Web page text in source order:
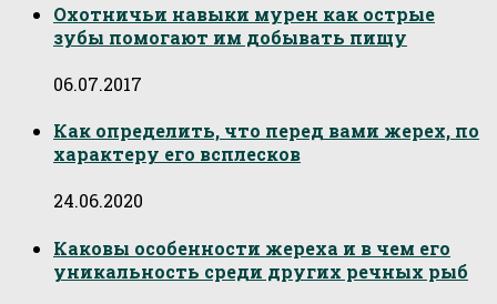
Охотничьи навыки мурен как острые
зубы помогают им добывать пищу
06.07.2017
Как определить, что перед вами жерех, по
характеру его всплесков
24.06.2020
Каковы особенности жереха и в чем его
уникальность среди других речных рыб